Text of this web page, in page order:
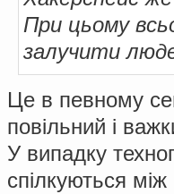
При цьому
залучити
Це в певному
повільний і
У випадку
спілкуються